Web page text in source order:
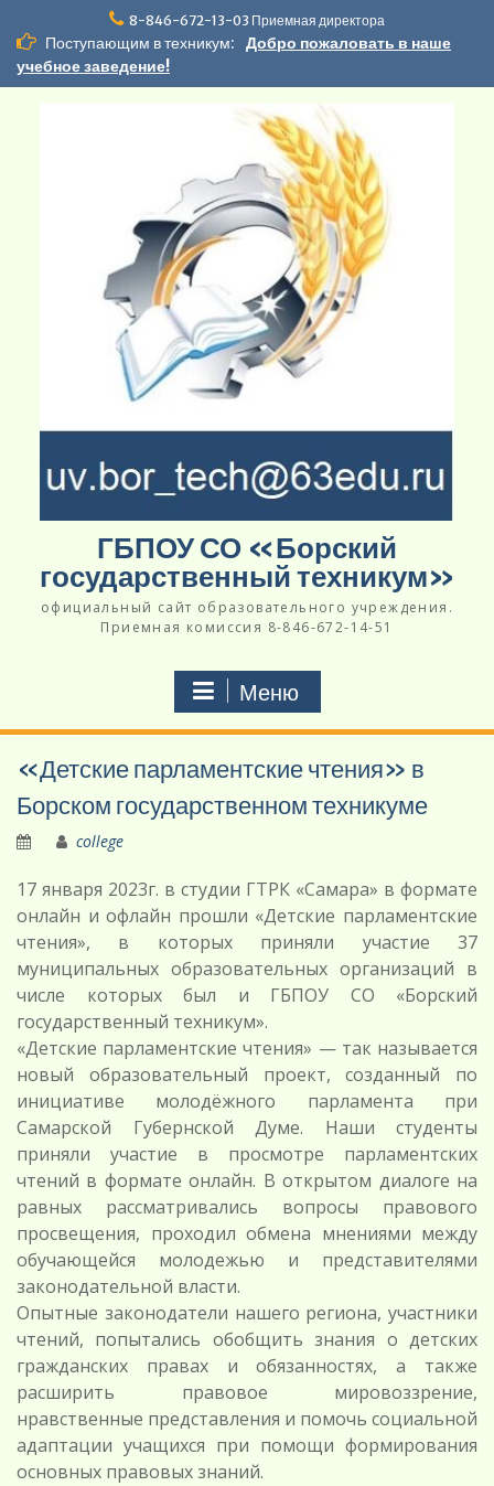
содержимому
8-846-672-13-03 Приемная директора
Поступающим в техникум:
Добро пожаловать в наше
учебное заведение!
ГБПОУ СО «Борский
государственный техникум»
официальный сайт образовательного учреждения.
Приемная комиссия 8-846-672-14-51
Меню
«Детские парламентские чтения» в
Борском государственном техникуме
college
17 января 2023г. в студии ГТРК «Самара» в формате
онлайн и офлайн прошли «Детские парламентские
чтения», в которых приняли участие 37
муниципальных образовательных организаций в
числе которых был и ГБПОУ СО «Борский
государственный техникум».
«Детские парламентские чтения» — так называется
новый образовательный проект, созданный по
инициативе молодёжного парламента при
Самарской Губернской Думе. Наши студенты
приняли участие в просмотре парламентских
чтений в формате онлайн. В открытом диалоге на
равных рассматривались вопросы правового
просвещения, проходил обмена мнениями между
обучающейся молодежью и представителями
законодательной власти.
Опытные законодатели нашего региона, участники
чтений, попытались обобщить знания о детских
гражданских правах и обязанностях, а также
расширить правовое мировоззрение,
нравственные представления и помочь социальной
адаптации учащихся при помощи формирования
основных правовых знаний.